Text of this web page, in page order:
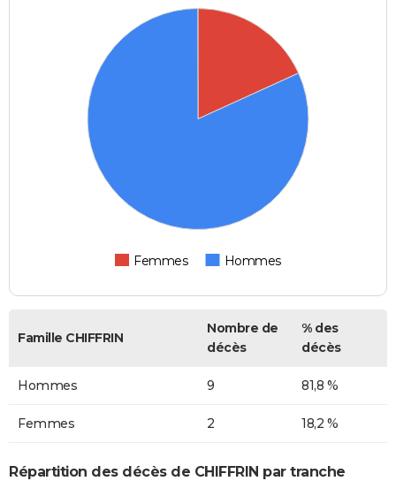
Femmes Hommes
Famille CHIFFRIN
Nombre de
décès
% des
décès
Hommes 9 81,8 %
Femmes 2 18,2 %
Répartition des décès de CHIFFRIN par tranche